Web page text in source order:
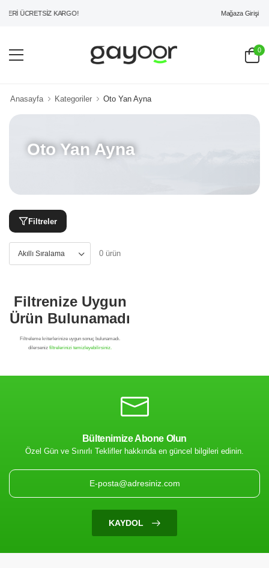
ÜCRETSİZ KARGO! Mağaza Girişi
0
Anasayfa Kategoriler Oto Yan Ayna
Oto Yan Ayna
Filtreler
0 ürün
Filtrenize Uygun
Ürün Bulunamadı
Bültenimize Abone Olun
Özel Gün ve Sınırlı Teklifler hakkında en güncel bilgileri edinin.
KAYDOL